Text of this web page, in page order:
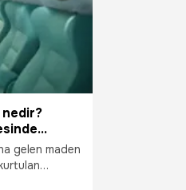
gelen maden